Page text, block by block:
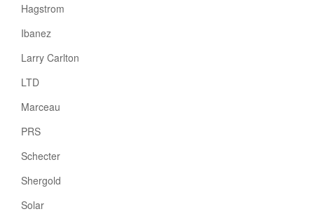
Hagstrom
Ibanez
Larry Carlton
LTD
Marceau
PRS
Schecter
Shergold
Solar